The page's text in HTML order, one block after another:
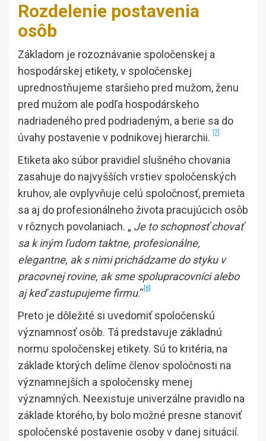
Rozdelenie postavenia
osôb
Základom je rozoznávanie spoločenskej a
hospodárskej etikety, v spoločenskej
uprednostňujeme staršieho pred mužom, ženu
pred mužom ale podľa hospodárskeho
nadriadeného pred podriadeným, a berie sa do
úvahy postavenie v podnikovej hierarchii.
[7]
Etiketa ako súbor pravidiel slušného chovania
zasahuje do najvyšších vrstiev spoločenských
kruhov, ale ovplyvňuje celú spoločnosť, premieta
sa aj do profesionálneho života pracujúcich osôb
v rôznych povolaniach. „ Je to schopnosť chovať
sa k iným ľudom taktne, profesionálne,
elegantne, ak s nimi prichádzame do styku v
pracovnej rovine, ak sme spolupracovníci alebo
aj keď zastupujeme firmu.“ [8]
Preto je dôležité si uvedomiť spoločenskú
významnosť osôb. Tá predstavuje základnú
normu spoločenskej etikety. Sú to kritéria, na
základe ktorých delíme členov spoločnosti na
významnejších a spoločensky menej
významných. Neexistuje univerzálne pravidlo na
základe ktorého, by bolo možné presne stanoviť
spoločenské postavenie osoby v danej situácií.